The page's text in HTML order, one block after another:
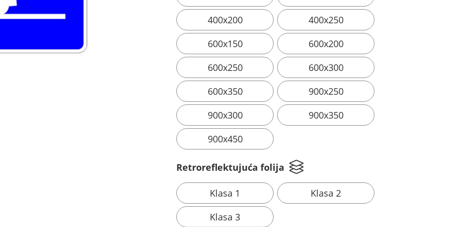
400x200
400x250
600x150
600x200
600x250
600x300
600x350
900x250
900x300
900x350
900x450
Retroreflektujuća folija
Klasa 1
Klasa 2
Klasa 3